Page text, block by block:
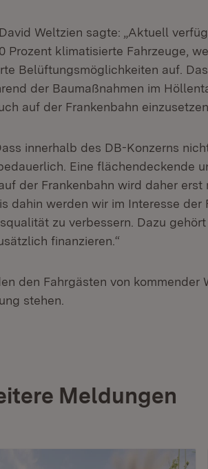
Weltzien sagte: „Aktuell
Prozent klimatisierte Fahrzeuge,
Belüftungsmöglichkeiten auf.
der Baumaßnahmen im
auf der Frankenbahn
innerhalb des DB-Konzerns
Eine flächendeckende
der Frankenbahn wird daher erst
dahin werden wir im Interesse der
zu verbessern. Dazu
finanzieren.“
den Fahrgästen von kommender
stehen.
Meldungen